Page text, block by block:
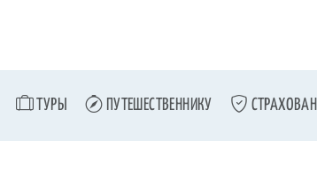
ТУРЫ ПУТЕШЕСТВЕННИКУ